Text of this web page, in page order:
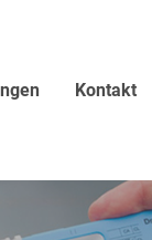
Kontakt